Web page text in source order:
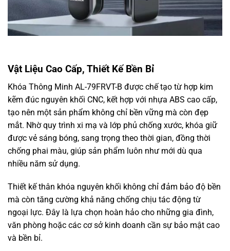
Vật Liệu Cao Cấp, Thiết Kế Bền Bỉ
Khóa Thông Minh AL-79FRVT-B được chế tạo từ hợp kim
kẽm đúc nguyên khối CNC, kết hợp với nhựa ABS cao cấp,
tạo nên một sản phẩm không chỉ bền vững mà còn đẹp
mắt. Nhờ quy trình xi mạ và lớp phủ chống xước, khóa giữ
được vẻ sáng bóng, sang trọng theo thời gian, đồng thời
chống phai màu, giúp sản phẩm luôn như mới dù qua
nhiều năm sử dụng.
Thiết kế thân khóa nguyên khối không chỉ đảm bảo độ bền
mà còn tăng cường khả năng chống chịu tác động từ
ngoại lực. Đây là lựa chọn hoàn hảo cho những gia đình,
văn phòng hoặc các cơ sở kinh doanh cần sự bảo mật cao
và bền bỉ.